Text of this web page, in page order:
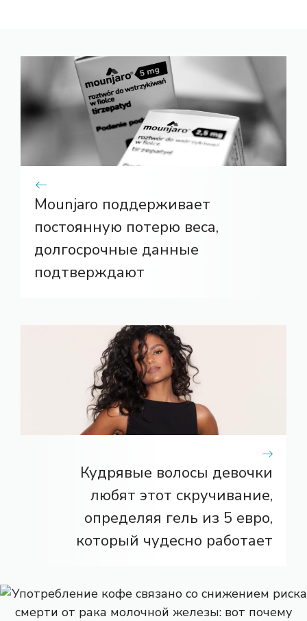
Mounjaro поддерживает
постоянную потерю веса,
долгосрочные данные
подтверждают
Кудрявые волосы девочки
любят этот скручивание,
определяя гель из 5 евро,
который чудесно работает